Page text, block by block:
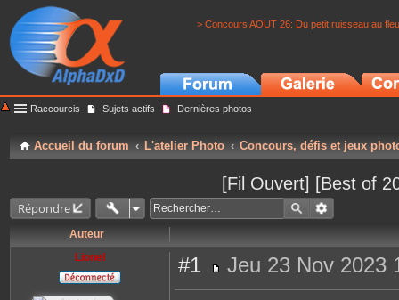
> Concours AOUT 26: Du petit ruisseau au
Raccourcis Sujets actifs Dernières photos
Accueil du forum L'atelier Photo Concours, défis et jeux
[Fil Ouvert] [Best of
Répondre
Auteur
Lionel
#1
e
Jeu 23 Nov 2023